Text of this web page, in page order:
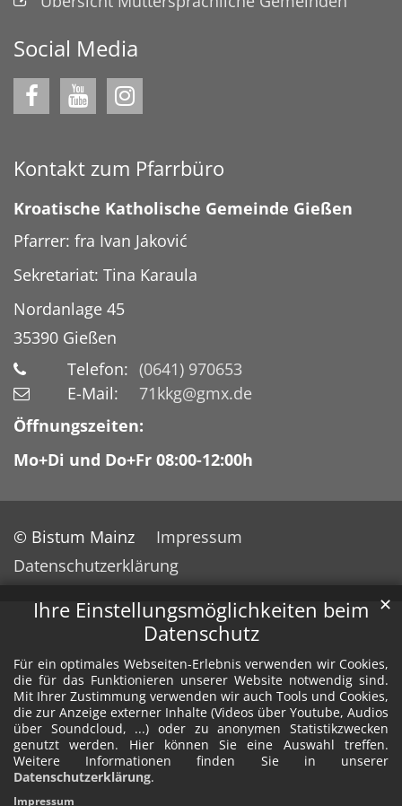
Ihre Einstellungsmöglichkeiten beim
Datenschutz
Für ein optimales Webseiten-Erlebnis verwenden wir Cookies,
die für das Funktionieren unserer Website notwendig sind.
Mit Ihrer Zustimmung verwenden wir auch Tools und Cookies,
die zur Anzeige externer Inhalte (Videos über Youtube, Audios
über Soundcloud, ...) oder zu anonymen Statistikzwecken
genutzt werden. Hier können Sie eine Auswahl treffen.
Weitere Informationen finden Sie in unserer
Datenschutzerklärung.
✕
Impressum
Social Media
Kontakt zum Pfarrbüro
Kroatische Katholische Gemeinde Gießen
Pfarrer: fra Ivan Jaković
Sekretariat: Tina Karaula
Nordanlage 45
35390 Gießen
Telefon: (0641) 970653
E-Mail:
71kkg@gmx.de
Öffnungszeiten:
Mo+Di und Do+Fr 08:00-12:00h
© Bistum Mainz
Impressum
Datenschutzerklärung